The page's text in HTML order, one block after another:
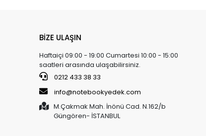
BİZE ULAŞIN
Haftaiçi 09:00 - 19:00 Cumartesi 10:00 - 15:00
saatleri arasında ulaşabilirsiniz.
0212 433 38 33
info@notebookyedek.com
M.Çakmak Mah. İnönü Cad. N.162/b
Güngören- İSTANBUL